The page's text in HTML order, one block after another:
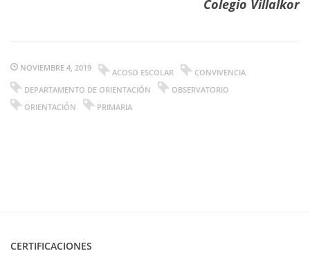
Colegio Villalkor
NOVIEMBRE 4, 2019 ACOSO ESCOLAR
CONVIVENCIA
DEPARTAMENTO DE ORIENTACIÓN
OBSERVATORIO
ORIENTACIÓN
PRIMARIA
CERTIFICACIONES